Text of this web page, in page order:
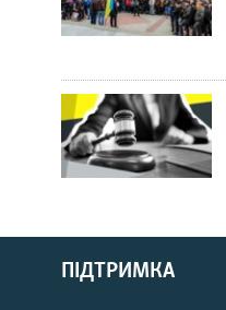
Русский
QırımtatarПІДТРИМКА